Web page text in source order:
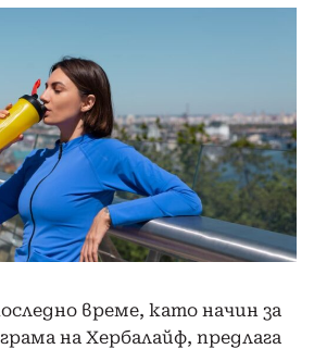
време, като начин за
на Хербалайф, предлага